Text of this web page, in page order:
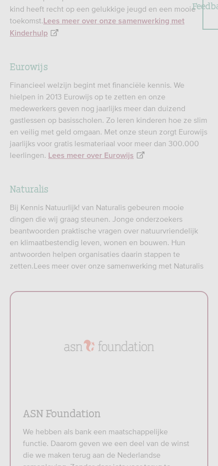
kind heeft recht op een gelukkige jeugd en een mooie
toekomst. Lees meer over onze samenwerking met
Kinderhulp
Eurowijs
Financieel welzijn begint met financiële kennis. We
hielpen in 2013 Eurowijs op te zetten en onze
medewerkers geven nog jaarlijks meer dan duizend
gastlessen op basisscholen. Zo leren kinderen hoe ze slim
en veilig met geld omgaan. Met onze steun zorgt Eurowijs
jaarlijks voor gratis lesmateriaal voor meer dan 300.000
leerlingen. Lees meer over Eurowijs
Naturalis
Bij Kennis Natuurlijk! van Naturalis gebeuren mooie
dingen die wij graag steunen. Jonge onderzoekers
beantwoorden praktische vragen over natuurvriendelijk
en klimaatbestendig leven, wonen en bouwen. Hun
antwoorden helpen organisaties daarin stappen te
zetten.Lees meer over onze samenwerking met Naturalis
ASN Foundation
We hebben als bank een maatschappelijke
functie. Daarom geven we een deel van de winst
die we maken terug aan de Nederlandse